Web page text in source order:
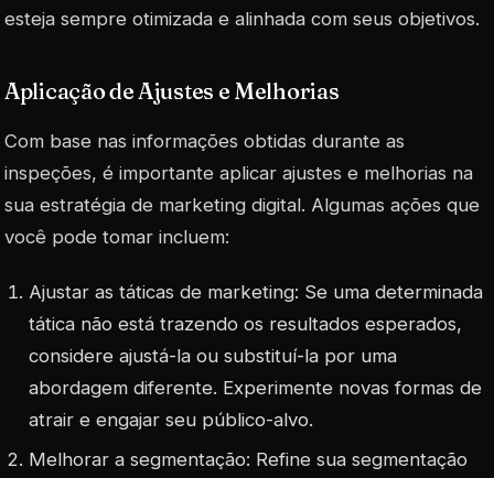
esteja sempre otimizada e alinhada com seus objetivos.
Aplicação de Ajustes e Melhorias
Com base nas informações obtidas durante as
inspeções, é importante aplicar ajustes e melhorias na
sua estratégia de marketing digital. Algumas ações que
você pode tomar incluem:
Ajustar as táticas de marketing: Se uma determinada
tática não está trazendo os resultados esperados,
considere ajustá-la ou substituí-la por uma
abordagem diferente. Experimente novas formas de
atrair e engajar seu público-alvo.
Melhorar a segmentação: Refine sua segmentação